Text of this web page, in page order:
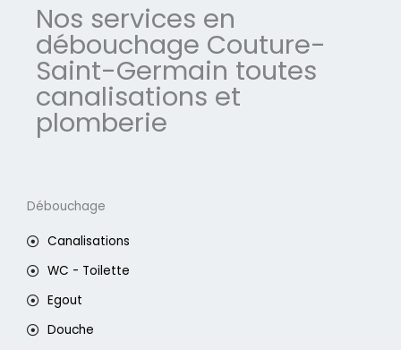
Nos services en
débouchage Couture-
Saint-Germain toutes
canalisations et
plomberie
Débouchage
Canalisations
WC - Toilette
Egout
Douche